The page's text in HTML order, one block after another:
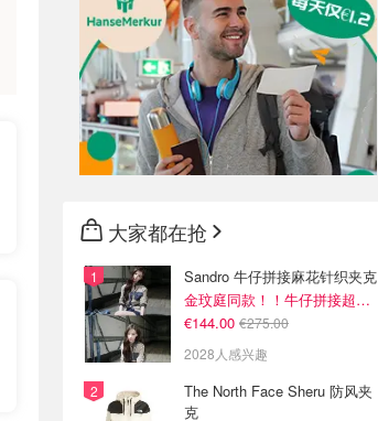
大家都在抢
Sandro 牛仔拼接麻花针织夹克
金玟庭同款！！牛仔拼接超有层次感
€144.00 €275.00
2028人感兴趣
The North Face Sheru 防风夹
克